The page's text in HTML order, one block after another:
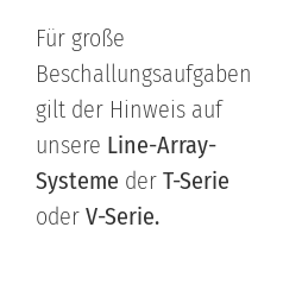
Für große
Beschallungsaufgaben
gilt der Hinweis auf
unsere Line-Array-
Systeme der T-Serie
oder V-Serie.